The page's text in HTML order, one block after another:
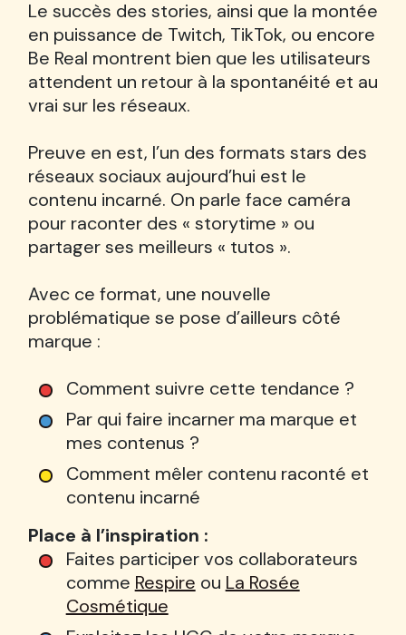
Le succès des stories, ainsi que la montée
en puissance de Twitch, TikTok, ou encore
Be Real montrent bien que les utilisateurs
attendent un retour à la spontanéité et au
vrai sur les réseaux.
Preuve en est, l’un des formats stars des
réseaux sociaux aujourd’hui est le
contenu incarné. On parle face caméra
pour raconter des « storytime » ou
partager ses meilleurs « tutos ».
Avec ce format, une nouvelle
problématique se pose d’ailleurs côté
marque :
Comment suivre cette tendance ?
Par qui faire incarner ma marque et
mes contenus ?
Comment mêler contenu raconté et
contenu incarné
Place à l’inspiration :
Faites participer vos collaborateurs
comme Respire ou La Rosée
Cosmétique